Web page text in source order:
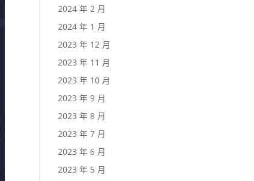
2024 年 2 月
2024 年 1 月
2023 年 12 月
2023 年 11 月
2023 年 10 月
2023 年 9 月
2023 年 8 月
2023 年 7 月
2023 年 6 月
2023 年 5 月